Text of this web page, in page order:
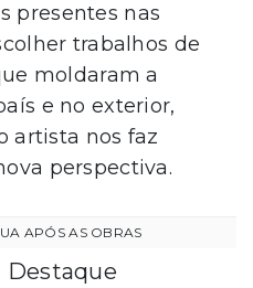
presentes nas
trabalhos de
moldaram a
e no exterior,
artista nos faz
perspectiva.
Destaque